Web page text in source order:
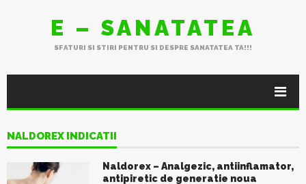
E – SANATATEA
SFATURI SI STIRI PENTRU SI DESPRE SANATATEA TA!!!
NALDOREX INDICATII
Naldorex – Analgezic, antiinflamator,
antipiretic de generatie noua